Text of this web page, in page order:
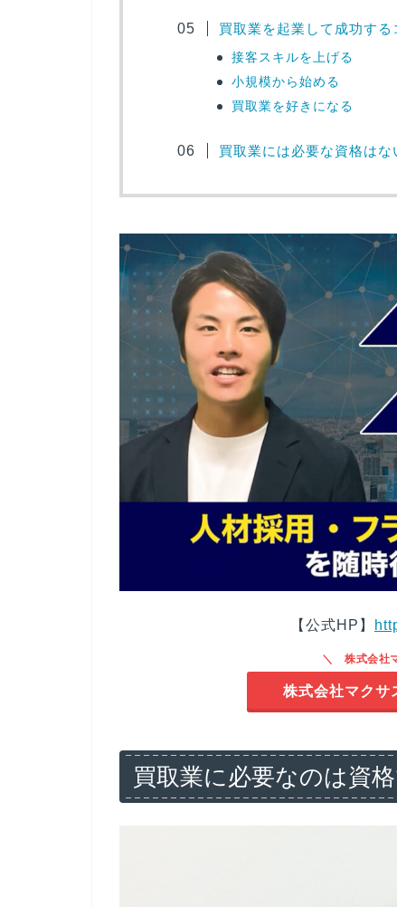
買取業を起業して成功する
接客スキルを上げる
小規模から始める
買取業を好きになる
買取業には必要な資格はな
【公式HP】
株式会社
株式会社マクサ
買取業に必要なのは資